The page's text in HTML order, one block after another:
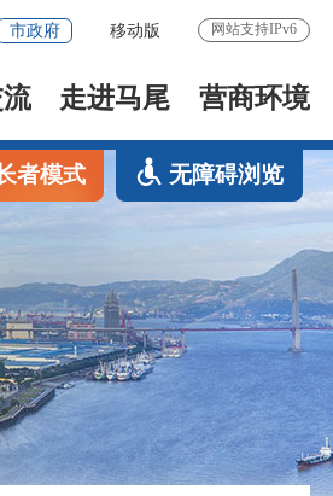
市政府 移动版 网站支持IPv6
走进马尾 营商环境
者模式 无障碍浏览